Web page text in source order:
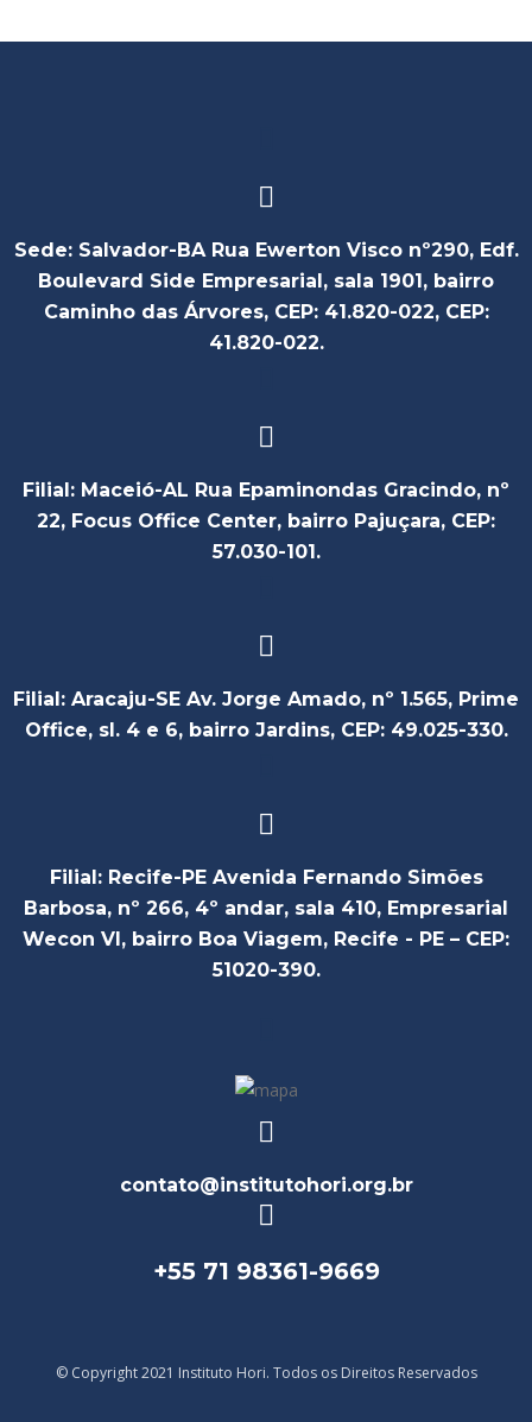
Sede: Salvador-BA Rua Ewerton Visco nº290, Edf.
Boulevard Side Empresarial, sala 1901, bairro
Caminho das Árvores, CEP: 41.820-022, CEP:
41.820-022.
Filial: Maceió-AL Rua Epaminondas Gracindo, nº
22, Focus Office Center, bairro Pajuçara, CEP:
57.030-101.
Filial: Aracaju-SE Av. Jorge Amado, nº 1.565, Prime
Office, sl. 4 e 6, bairro Jardins, CEP: 49.025-330.
Filial: Recife-PE Avenida Fernando Simões
Barbosa, nº 266, 4º andar, sala 410, Empresarial
Wecon VI, bairro Boa Viagem, Recife - PE – CEP:
51020-390.
contato@institutohori.org.br
+55 71 98361-9669
© Copyright 2021 Instituto Hori. Todos os Direitos Reservados